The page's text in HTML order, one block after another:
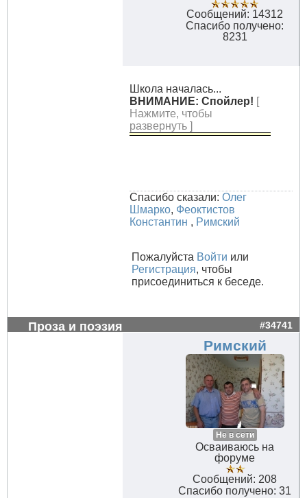
Сообщений: 14312
Спасибо получено:
8231
Школа началась...
ВНИМАНИЕ: Спойлер! [
Нажмите, чтобы
развернуть ]
Спасибо сказали: Олег
Шмарко, Феоктистов
Константин , Римский
Пожалуйста Войти или
Регистрация, чтобы
присоединиться к беседе.
Проза и поэзия #34741
Римский
Не в сети
Осваиваюсь на
форуме
Сообщений: 208
Спасибо получено: 31